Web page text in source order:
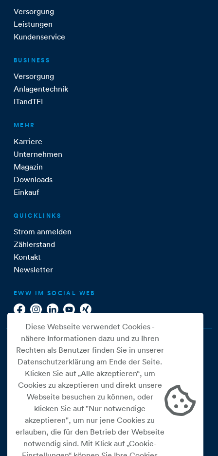
Versorgung
Leistungen
Kundenservice
BUSINESS
Versorgung
Anlagentechnik
ITandTEL
MEHR
Karriere
Unternehmen
Magazin
Downloads
Einkauf
QUICKLINKS
Strom anmelden
Zählerstand
Kontakt
Newsletter
EWW IM SOCIAL WEB
Cookie Einstellungen
Datenschutz
Impressum
Diese Webseite verwendet Cookies -
nähere Informationen dazu und zu Ihren
Rechten als Benutzer finden Sie in unserer
Datenschutzerklärung am Ende der Seite.
Klicken Sie auf „Alle akzeptieren“, um
Cookies zu akzeptieren und direkt unsere
Webseite besuchen zu können, oder
klicken Sie auf "Nur notwendige
akzeptieren", um nur jene Cookies zu
erlauben, die für den Betrieb der Webseite
notwendig sind. Mit Klick auf „Cookie-